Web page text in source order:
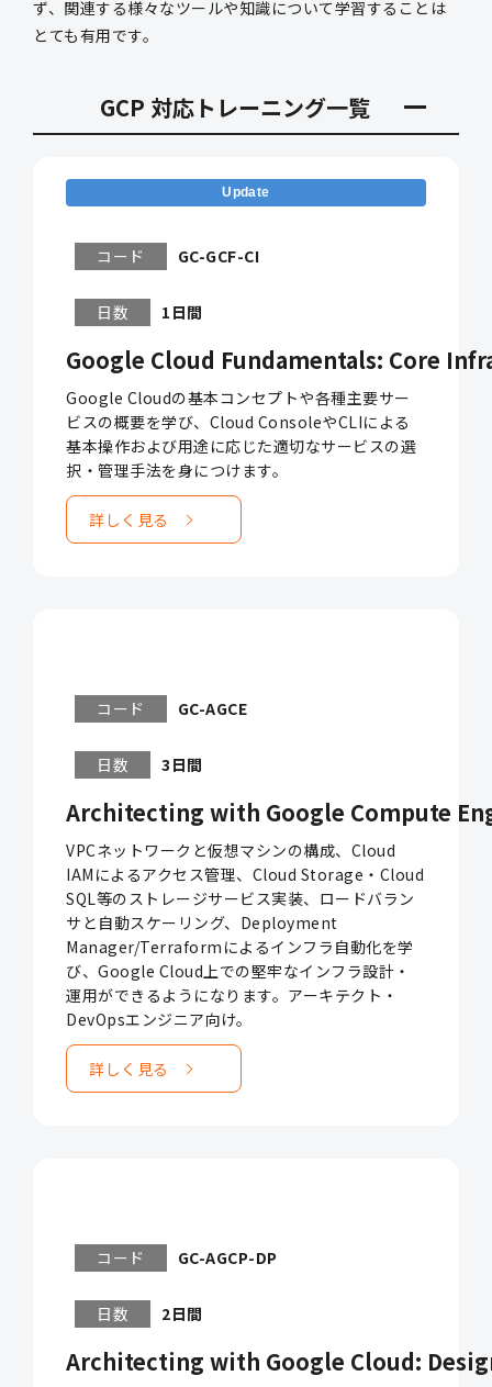
ず、関連する様々なツールや知識について学習することは
とても有用です。
GCP 対応トレーニング一覧
コード GC-GCF-CI
日数 1日間
Google Cloud Fundamentals: Core
Google Cloudの基本コンセプトや各種主要サー
ビスの概要を学び、Cloud ConsoleやCLIによる
基本操作および用途に応じた適切なサービスの選
択・管理手法を身につけます。
Update
詳しく見る
コード GC-AGCE
日数 3日間
Architecting with Google Compute
VPCネットワークと仮想マシンの構成、Cloud
IAMによるアクセス管理、Cloud Storage・Cloud
SQL等のストレージサービス実装、ロードバラン
サと自動スケーリング、Deployment
Manager/Terraformによるインフラ自動化を学
び、Google Cloud上での堅牢なインフラ設計・
運用ができるようになります。アーキテクト・
DevOpsエンジニア向け。
詳しく見る
コード GC-AGCP-DP
日数 2日間
Architecting with Google Cloud: